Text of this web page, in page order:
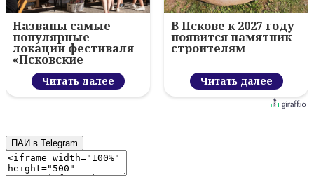
Названы самые
популярные
локации фестиваля
«Псковские
каникулы»
Читать далее
В Пскове к 2027 году
появится памятник
строителям
Читать далее
ПАИ в Telegram